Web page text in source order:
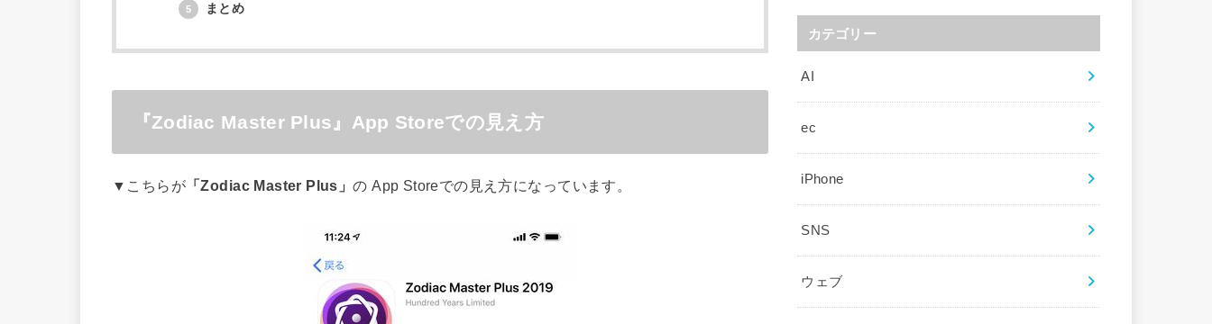
5 まとめ
『Zodiac Master Plus』App Storeでの見え方
▼こちらが 「Zodiac Master Plus」の App Storeでの見え方になっています。
カテゴリー
AI
ec
iPhone
SNS
ウェブ